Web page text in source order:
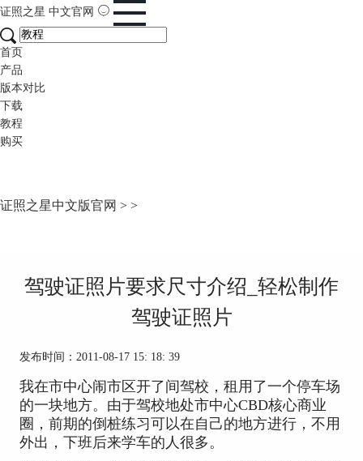
证照之星 中文官网
首页
产品
版本对比
下载
教程
购买
证照之星中文版官网 > >
驾驶证照片要求尺寸介绍_轻松制作
驾驶证照片
发布时间：2011-08-17 15: 18: 39
我在市中心闹市区开了间驾校，租用了一个停车场
的一块地方。由于驾校地处市中心CBD核心商业
圈，前期的倒桩练习可以在自己的地方进行，不用
外出，下班后来学车的人很多。